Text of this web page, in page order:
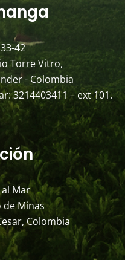
42
Torre Vitro,
- Colombia
3214403411 – ext 101.
al Mar
Minas
Colombia